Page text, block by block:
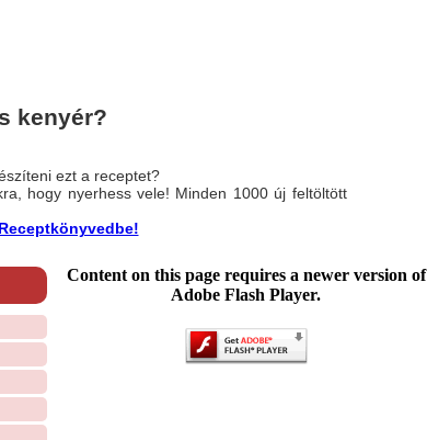
kenyér?
ezt a receptet?
hogy nyerhess vele! Minden 1000 új feltöltött
Content on this page requires a newer version of
Adobe Flash Player.